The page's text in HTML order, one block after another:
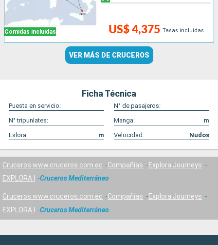
Comidas incluidas US$ 4,375 Tasas incluidas
VER MÁS DE CRUCEROS
Ficha Técnica
Puesta en servicio:
N° de pasajeros:
N° tripunlates:
Manga:
m
Eslora:
m Velocidad: Nudos
Cruceros www.cruceros.com.ec Compañías
Explora Journeys
EXPLORA I
Cruceros Mediterráneo
Cruceros www.cruceros.com.ec Compañías
Explora Journeys
EXPLORA I
Cruceros Mediterráneo